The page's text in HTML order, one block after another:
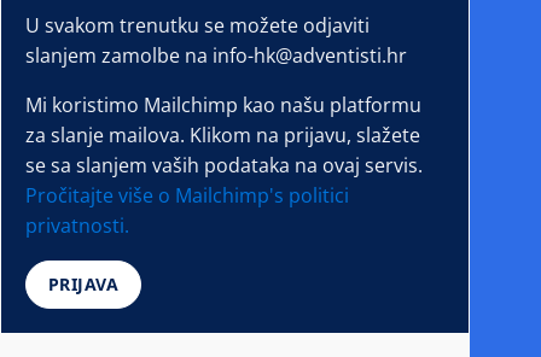
U svakom trenutku se možete odjaviti
slanjem zamolbe na info-hk@adventisti.hr
Mi koristimo Mailchimp kao našu platformu
za slanje mailova. Klikom na prijavu, slažete
se sa slanjem vaših podataka na ovaj servis.
Pročitajte više o Mailchimp's politici
privatnosti.